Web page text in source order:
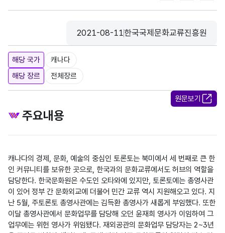
등록일
2021-08-11
수집기관
한국국제문화교류진흥원
해당 국가
캐나다
해당 장르
전체장르
원문보기
주요내용
캐나다의 경제, 문화, 예술의 중심인 토론토는 북미에서 세 번째로 큰 한
인 커뮤니티를 보유한 곳으로, 한국과의 문화교류에서도 허브의 역할을
담당한다. 한국문화원은 수도인 오타와에 있지만, 토론토에는 총영사관
이 있어 정부 간 문화외교에 더불어 민간 교류 역시 지원해오고 있다. 지
난 5월, 주토론토 총영사관에는 김득환 총영사가 새롭게 부임했다. 또한
이달 총영사관에서 문화업무를 담당해 오던 윤재희 영사가 이임하여 그
업무에는 위헌 영사가 위임됐다. 재외공관의 문화업무 담당자는 2~3년